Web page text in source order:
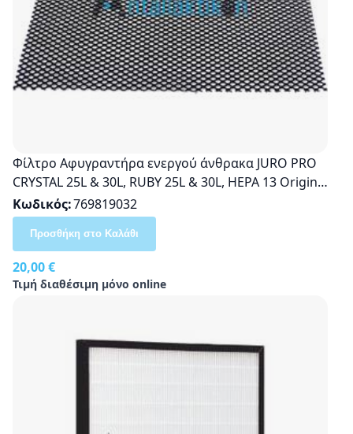
Φίλτρο Αφυγραντήρα ενεργού άνθρακα JURO PRO
CRYSTAL 25L & 30L, RUBY 25L & 30L, HEPA 13 Original
190851
Κωδικός 769819032
20,00 €
Τιμή διαθέσιμη μόνο online
Προσθήκη στο Καλάθι